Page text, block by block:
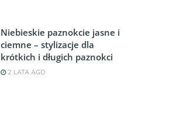
Niebieskie paznokcie jasne i
ciemne – stylizacje dla
krótkich i długich paznokci
2 LATA AGO